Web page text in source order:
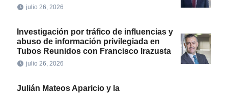
julio 26, 2026
Investigación por tráfico de influencias y
abuso de información privilegiada en
Tubos Reunidos con Francisco Irazusta
julio 26, 2026
Julián Mateos Aparicio y la